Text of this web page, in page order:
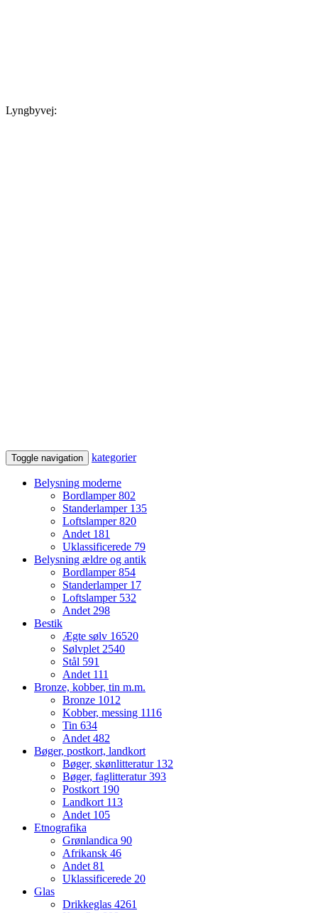
Lyngbyvej:
Toggle navigation kategorier
Belysning moderne
Bordlamper802
Standerlamper 135
Loftslamper820
Andet 181
Uklassificerede 79
Belysning ældre og antik
Bordlamper854
Standerlamper 17
Loftslamper 532
Andet298
Bestik
Ægte sølv 16520
Sølvplet2540
Stål 591
Andet 111
Bronze, kobber, tin m.m.
Bronze 1012
Kobber, messing 1116
Tin 634
Andet482
Bøger, postkort, landkort
Bøger, skønlitteratur 132
Bøger, faglitteratur393
Postkort 190
Landkort 113
Andet 105
Etnografika
Grønlandica 90
Afrikansk 46
Andet81
Uklassificerede 20
Glas
Drikkeglas 4261